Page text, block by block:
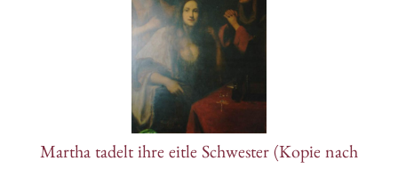
Martha tadelt ihre eitle Schwester (Kopie nach